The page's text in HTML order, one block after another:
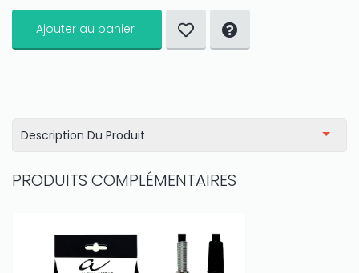
Ajouter au panier
Description Du Produit
PRODUITS COMPLÉMENTAIRES